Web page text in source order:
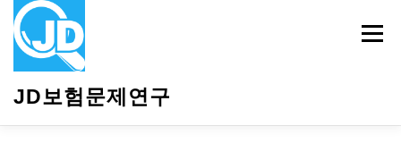
JD보험문제연구
메뉴